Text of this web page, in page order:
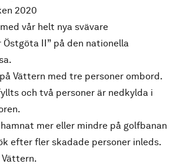
2020
vår helt nya svävare
Östgöta II” på den nationella
Vättern med tre personer ombord.
och två personer är nedkylda i
mer eller mindre på golfbanan
efter fler skadade personer inleds.